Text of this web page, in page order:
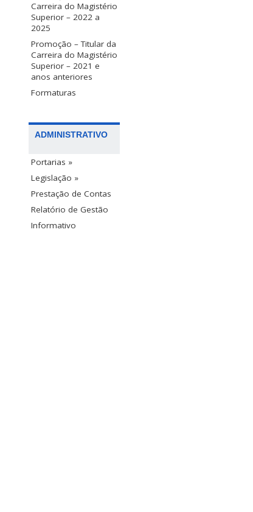
Carreira do Magistério
Superior – 2022 a
2025
Promoção – Titular da
Carreira do Magistério
Superior – 2021 e
anos anteriores
Formaturas
ADMINISTRATIVO
Portarias »
Legislação »
Prestação de Contas
Relatório de Gestão
Informativo